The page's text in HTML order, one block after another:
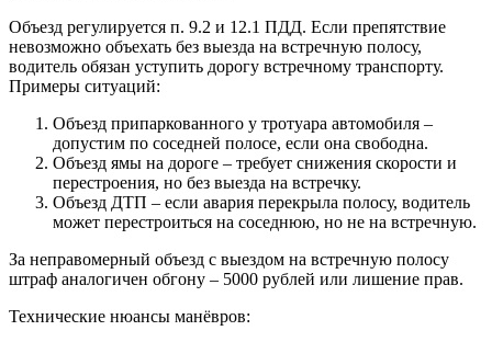
Объезд регулируется п. 9.2 и 12.1 ПДД. Если препятствие
невозможно объехать без выезда на встречную полосу,
водитель обязан уступить дорогу встречному транспорту.
Примеры ситуаций:
Объезд припаркованного у тротуара автомобиля –
допустим по соседней полосе, если она свободна.
Объезд ямы на дороге – требует снижения скорости и
перестроения, но без выезда на встречку.
Объезд ДТП – если авария перекрыла полосу, водитель
может перестроиться на соседнюю, но не на встречную.
За неправомерный объезд с выездом на встречную полосу
штраф аналогичен обгону – 5000 рублей или лишение прав.
Технические нюансы манёвров: